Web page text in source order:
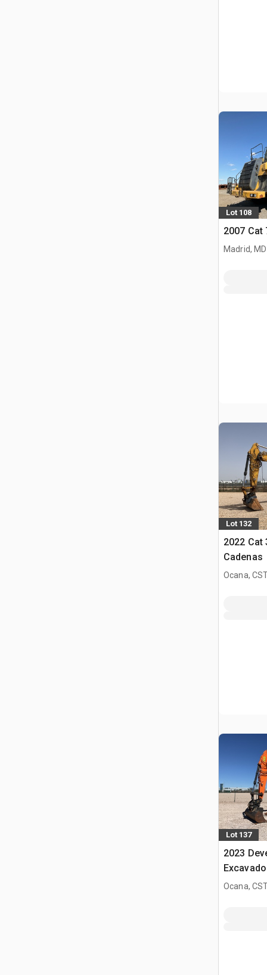
Lot 108
2007 Cat
Madrid,
Lot 132
2022 Cat
Cadenas
Ocana,
Lot 137
2023
Ocana,